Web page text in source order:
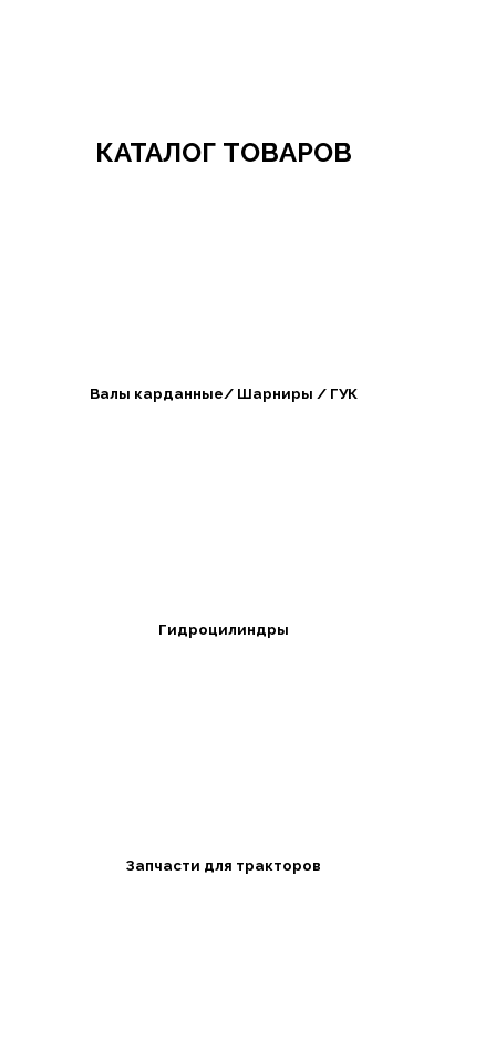
КАТАЛОГ ТОВАРОВ
Валы карданные/ Шарниры / ГУК
Гидроцилиндры
Запчасти для тракторов